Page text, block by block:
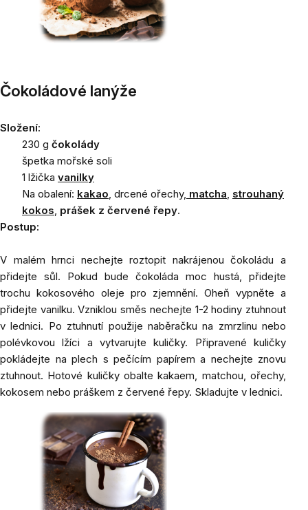
Čokoládové lanýže
Složení:
230 g čokolády
špetka mořské soli
1 lžička vanilky
Na obalení: kakao, drcené ořechy, matcha, strouhaný
kokos, prášek z červené řepy.
Postup:
V malém hrnci nechejte roztopit nakrájenou čokoládu a
přidejte sůl. Pokud bude čokoláda moc hustá, přidejte
trochu kokosového oleje pro zjemnění. Oheň vypněte a
přidejte vanilku.Vzniklou směs nechejte 1-2 hodiny ztuhnout
v lednici. Po ztuhnutí použije naběračku na zmrzlinu nebo
polévkovou lžíci a vytvarujte kuličky. Připravené kuličky
pokládejte na plech s pečícím papírem a nechejte znovu
ztuhnout. Hotové kuličky obalte kakaem, matchou, ořechy,
kokosem nebo práškem z červené řepy. Skladujte v lednici.